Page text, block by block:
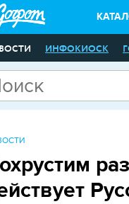
ИНФОКИОСК